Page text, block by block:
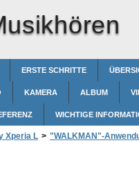
ERSTE SCHRITTE
KAMERA ALBUM
WICHTIGE
Xperia L > "WALKMAN"-